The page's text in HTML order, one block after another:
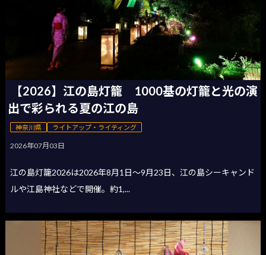
【2026】江の島灯籠 1000基の灯籠と光の演
出で彩られる夏の江の島
神奈川県 ライトアップ・ライティング
2026年07月03日
江の島灯籠2026は2026年8月1日〜9月23日、江の島シーキャンド
ルや江島神社などで開催。約1,...